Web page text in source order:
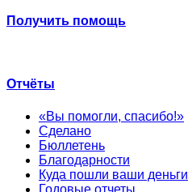
Получить помощь
Отчёты
«Вы помогли, спасибо!»
Сделано
Бюллетень
Благодарности
Куда пошли ваши деньги
Годовые отчеты